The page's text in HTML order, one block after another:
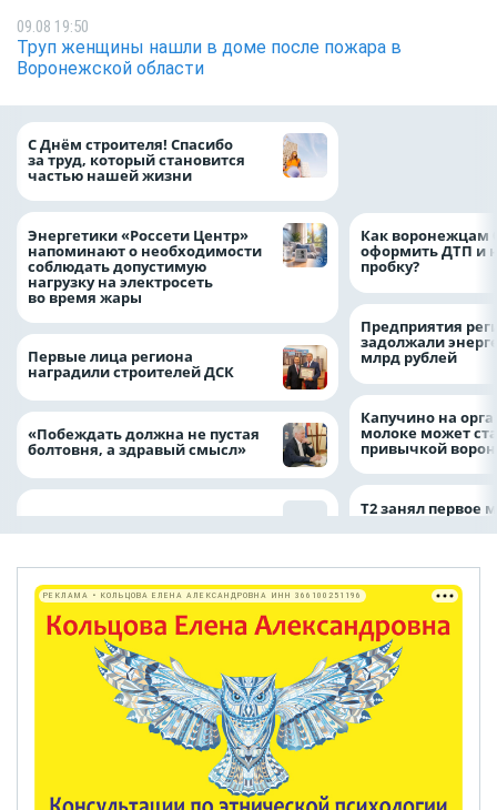
09.08 19:50
Труп женщины нашли в доме после пожара в
Воронежской области
С Днём строителя! Спасибо
за труд, который становится
частью нашей жизни
Энергетики «Россети Центр»
напоминают о необходимости
соблюдать допустимую
нагрузку на электросеть
во время жары
Первые лица региона
наградили строителей ДСК
«Побеждать должна не пустая
болтовня, а здравый смысл»
Как воронежцам
оформить ДТП и
пробку?
Предприятия
задолжали
млрд рублей
Капучино на
молоке может
привычкой
Т2 занял первое
РЕКЛАМА • КОЛЬЦОВА ЕЛЕНА АЛЕКСАНДРОВНА ИНН 366100251196